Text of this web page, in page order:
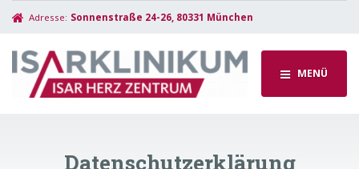
Adresse: Sonnenstraße 24-26, 80331 München
MENÜ
Datenschutzerklärung